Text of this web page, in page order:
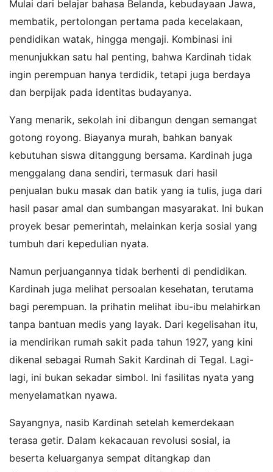
Mulai dari belajar bahasa Belanda, kebudayaan Jawa,
membatik, pertolongan pertama pada kecelakaan,
pendidikan watak, hingga mengaji. Kombinasi ini
menunjukkan satu hal penting, bahwa Kardinah tidak
ingin perempuan hanya terdidik, tetapi juga berdaya
dan berpijak pada identitas budayanya.
Yang menarik, sekolah ini dibangun dengan semangat
gotong royong. Biayanya murah, bahkan banyak
kebutuhan siswa ditanggung bersama. Kardinah juga
menggalang dana sendiri, termasuk dari hasil
penjualan buku masak dan batik yang ia tulis, juga dari
hasil pasar amal dan sumbangan masyarakat. Ini bukan
proyek besar pemerintah, melainkan kerja sosial yang
tumbuh dari kepedulian nyata.
Namun perjuangannya tidak berhenti di pendidikan.
Kardinah juga melihat persoalan kesehatan, terutama
bagi perempuan. Ia prihatin melihat ibu-ibu melahirkan
tanpa bantuan medis yang layak. Dari kegelisahan itu,
ia mendirikan rumah sakit pada tahun 1927, yang kini
dikenal sebagai Rumah Sakit Kardinah di Tegal. Lagi-
lagi, ini bukan sekadar simbol. Ini fasilitas nyata yang
menyelamatkan nyawa.
Sayangnya, nasib Kardinah setelah kemerdekaan
terasa getir. Dalam kekacauan revolusi sosial, ia
beserta keluarganya sempat ditangkap dan